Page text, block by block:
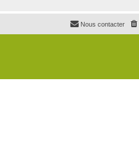
Nous contacter